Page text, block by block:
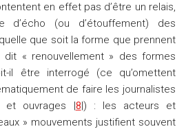
en effet pas d’être un relais,
d’écho (ou d’étouffement) des
que soit la forme que prennent
dit « renouvellement » des formes
il être interrogé (ce qu’omettent
de faire les journalistes
et ouvrages |8|) : les acteurs et
» mouvements justifient souvent